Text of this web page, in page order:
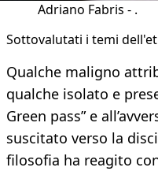
Adriano Fabris - .
Sottovalutati i temi
Qualche maligno
qualche isolato e
Green pass” e
suscitato verso la
filosofia ha reagito